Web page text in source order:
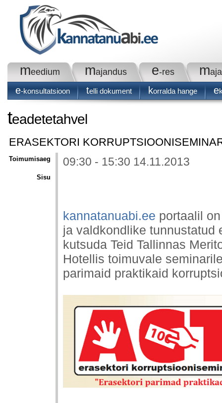
meedium majandus e-res m
e-konsultatsioon telli dokument korralda hange e
teadetetahvel
ERASEKTORI
Toimumisaeg 09:30 - 15:30 14.11.2013
Sisu
kannatanuabi.ee portaalil
ja valdkondlike tunnustatud
kutsuda Teid Tallinnas
Hotellis toimuvale
parimaid praktikaid